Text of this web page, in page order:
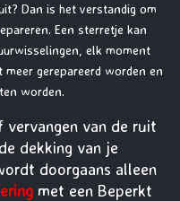
Dan is het verstandig om
Een sterretje kan
elk moment
gerepareerd worden en
worden.
van de ruit
dekking van je
doorgaans alleen
met een Beperkt